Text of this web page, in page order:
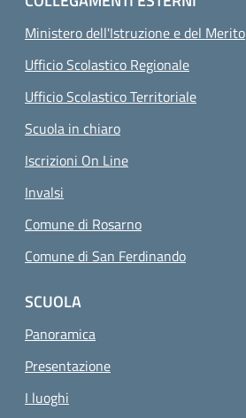
Ministero dell'Istruzione e del Merito
Ufficio Scolastico Regionale
Ufficio Scolastico Territoriale
Scuola in chiaro
Iscrizioni On Line
Invalsi
Comune di Rosarno
Comune di San Ferdinando
SCUOLA
Panoramica
Presentazione
I luoghi